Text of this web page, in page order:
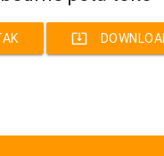
system_update_alt